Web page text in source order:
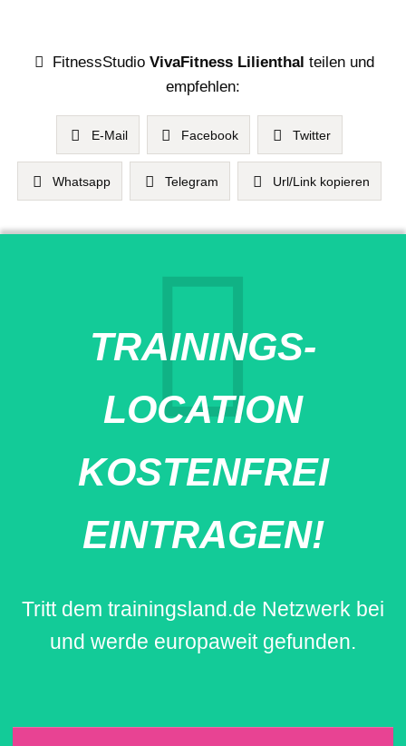
FitnessStudioVivaFitness Lilienthal teilen und
empfehlen:
E-Mail Facebook Twitter
Whatsapp Telegram Url/Link kopieren
TRAININGS-
LOCATION
KOSTENFREI
EINTRAGEN!
Tritt dem trainingsland.de Netzwerk bei
und werde europaweit gefunden.